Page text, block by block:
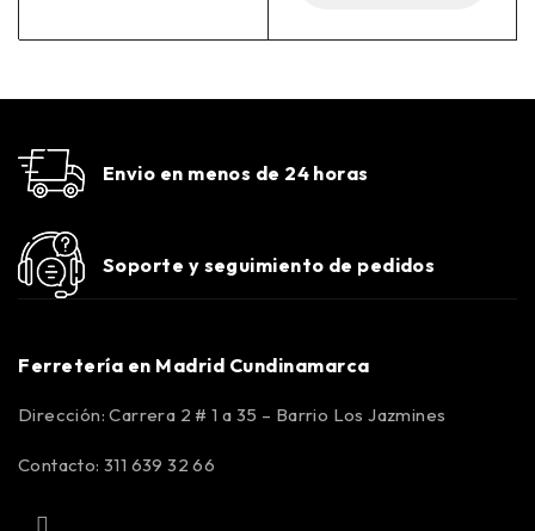
Envio en menos de 24 horas
Soporte y seguimiento de pedidos
Ferretería en Madrid Cundinamarca
Dirección: Carrera 2 # 1 a 35 – Barrio Los Jazmines
Contacto: 311 639 32 66